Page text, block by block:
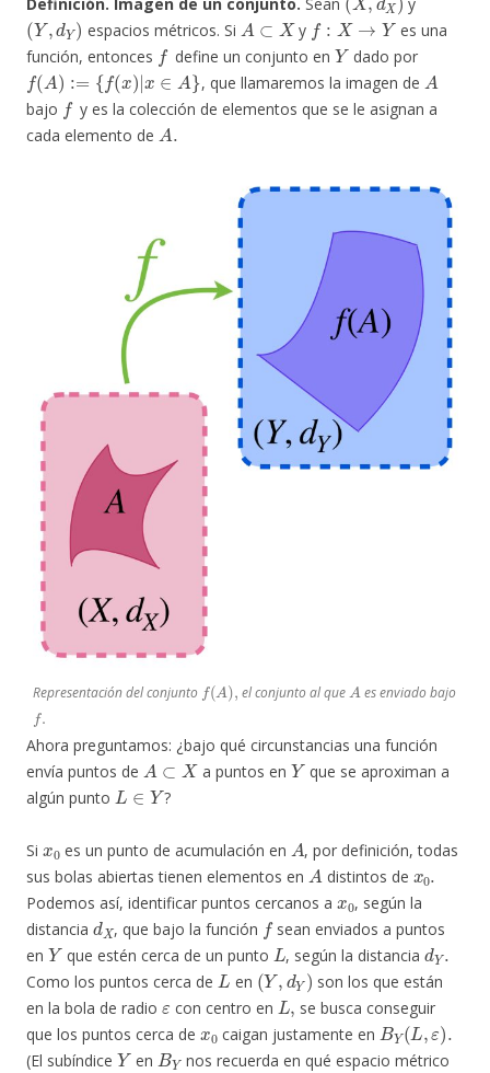
(Y,dY)
espacios métricos. Si
A⊂X
y
f:X→Y
es una
función, entonces
f
define un conjunto en
Y
dado por
f(A):={f (x)|x∈A }
, que llamaremos la imagen de
A
bajo
f
y es la colección de elementos que se le asignan a
cada elemento de
A.
Representación del conjunto
(A ),
el conjunto al que
A
es enviado bajo
.
Ahora preguntamos: ¿bajo qué circunstancias una función
envía puntos de
A⊂ X
a puntos en
Y
que se aproximan a
algún punto
L∈ Y
?
Si es un punto de acumulación en
A
, por definición, todas
sus bolas abiertas tienen elementos en
A
distintos de
x0.
Podemos así, identificar puntos cercanos a
x0
, según la
distancia
dX
, que bajo la función
f
sean enviados a puntos
en
Y
que estén cerca de un punto
L
, según la distancia
dY
Como los puntos cerca de
L
en
(Y,dY)
son los que están
en la bola de radio
ε
con centro en
L,
se busca conseguir
que los puntos cerca de
x0
caigan justamente en
BY(L,ε)
(El subíndice
Y
en
BY
nos recuerda en qué espacio métrico